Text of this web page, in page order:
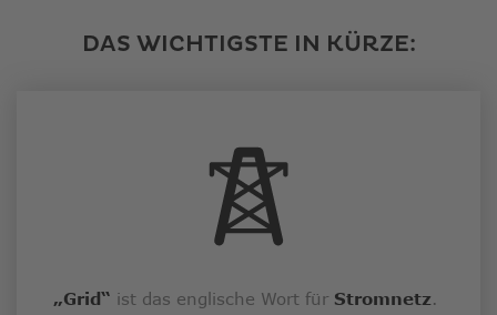
DAS WICHTIGSTE IN KÜRZE:
„Grid“ ist das englische Wort für Stromnetz.